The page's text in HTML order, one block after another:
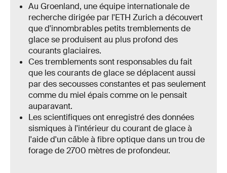
Au Groenland, une équipe internationale de
recherche dirigée par l'ETH Zurich a découvert
que d'innombrables petits tremblements de
glace se produisent au plus profond des
courants glaciaires.
Ces tremblements sont responsables du fait
que les courants de glace se déplacent aussi
par des secousses constantes et pas seulement
comme du miel épais comme on le pensait
auparavant.
Les scientifiques ont enregistré des données
sismiques à l'intérieur du courant de glace à
l'aide d'un câble à fibre optique dans un trou de
forage de 2700 mètres de profondeur.